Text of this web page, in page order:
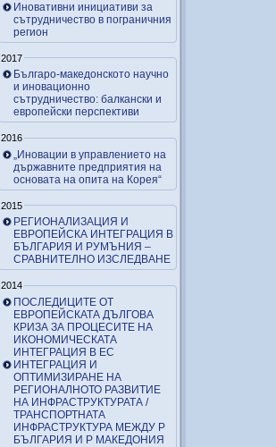
Иновативни инициативи за
сътрудничество в пограничния
регион
2017
Българо-македонското научно
и иновационно
сътрудничество: балкански и
европейски перспективи
2016
„Иновации в управлението на
държавните предприятия на
основата на опита на Корея“
2015
РЕГИОНАЛИЗАЦИЯ И
ЕВРОПЕЙСКА ИНТЕГРАЦИЯ В
БЪЛГАРИЯ И РУМЪНИЯ –
СРАВНИТЕЛНО ИЗСЛЕДВАНЕ
2014
ПОСЛЕДИЦИТЕ ОТ
ЕВРОПЕЙСКАТА ДЪЛГОВА
КРИЗА ЗА ПРОЦЕСИТЕ НА
ИКОНОМИЧЕСКАТА
ИНТЕГРАЦИЯ В ЕС
ИНТЕГРАЦИЯ И
ОПТИМИЗИРАНЕ НА
РЕГИОНАЛНОТО РАЗВИТИЕ
НА ИНФРАСТРУКТУРАТА /
ТРАНСПОРТНАТА
ИНФРАСТРУКТУРА МЕЖДУ Р
БЪЛГАРИЯ И Р МАКЕДОНИЯ